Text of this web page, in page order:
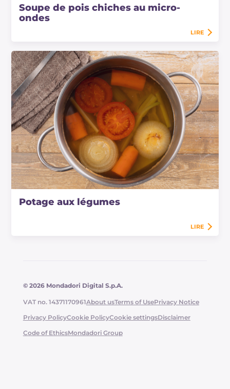
Soupe de pois chiches au micro-
ondes
LIRE
Potage aux légumes
LIRE
© 2026 Mondadori Digital S.p.A.
VAT no. 14371170961About usTerms of UsePrivacy Notice
Privacy PolicyCookie PolicyCookie settingsDisclaimer
Code of EthicsMondadori Group